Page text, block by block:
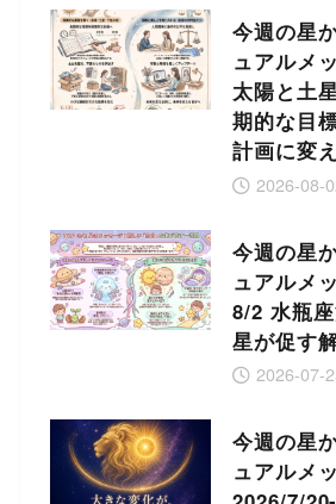
今週の星
ュアルメ
太陽と土
期的な目
計画に変
2026-08-
今週の星
ュアルメ
8/2 水瓶
星が促す
2026-07-
今週の星
ュアルメ